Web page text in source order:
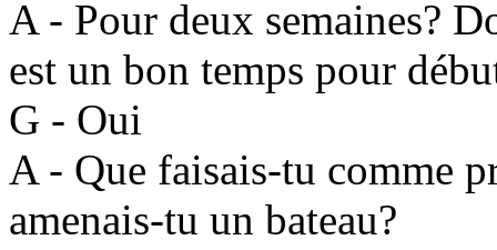
A - Pour deux semaines?
est un bon temps pour
G - Oui
A - Que faisais-tu comme
amenais-tu un bateau?